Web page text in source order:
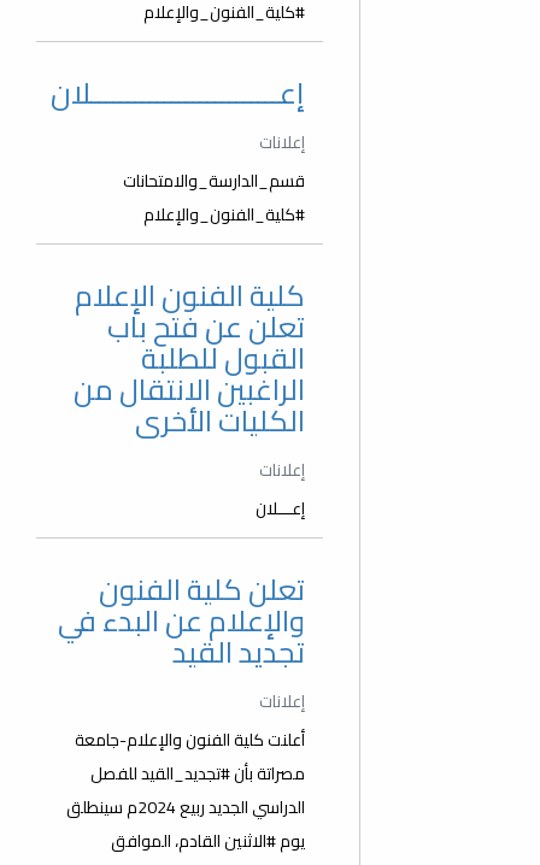
#كلية_الفنون_والإعلام
إعــــــــــــــــــــــــــلان
إعلانات
قسم_الدارسة_والامتحانات
#كلية_الفنون_والإعلام
كلية الفنون الإعلام
تعلن عن فتح باب
القبول للطلبة
الراغبين الانتقال من
الكليات الأخرى
إعلانات
إعـــلان
تعلن كلية الفنون
والإعلام عن البدء في
تجديد القيد
إعلانات
أعلنت كلية الفنون والإعلام-جامعة
مصراتة بأن #تجديد_القيد للفصل
الدراسي الجديد ربيع 2024م سينطلق
يوم #الاثنين القادم، الموافق